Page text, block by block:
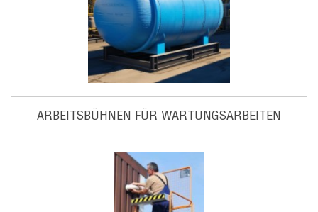
ARBEITSBÜHNEN FÜR WARTUNGSARBEITEN